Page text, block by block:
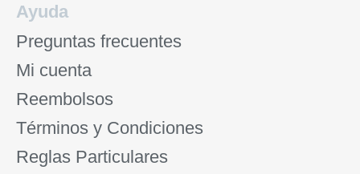
Ayuda
Preguntas frecuentes
Mi cuenta
Reembolsos
Términos y Condiciones
Reglas Particulares